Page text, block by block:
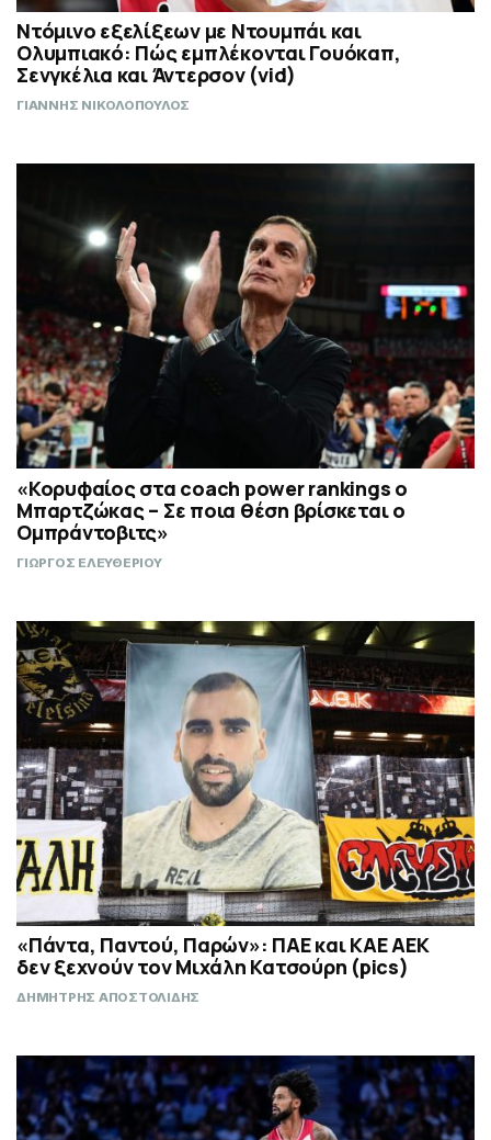
Ντόμινο εξελίξεων με Ντουμπάι και
Ολυμπιακό: Πώς εμπλέκονται Γουόκαπ,
Σενγκέλια και Άντερσον (vid)
ΓΙΑΝΝΗΣ ΝΙΚΟΛΟΠΟΥΛΟΣ
«Κορυφαίος στα coach power rankings ο
Μπαρτζώκας – Σε ποια θέση βρίσκεται ο
Ομπράντοβιτς»
ΓΙΩΡΓΟΣ ΕΛΕΥΘΕΡΙΟΥ
«Πάντα, Παντού, Παρών»: ΠΑΕ και ΚΑΕ ΑΕΚ
δεν ξεχνούν τον Μιχάλη Κατσούρη (pics)
ΔΗΜΗΤΡΗΣ ΑΠΟΣΤΟΛΙΔΗΣ